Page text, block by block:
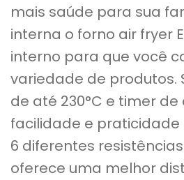
mais saúde para sua
interna o forno air fryer
interno para que você
variedade de produtos.
de até 230°C e timer
facilidade e
6 diferentes
oferece uma melhor